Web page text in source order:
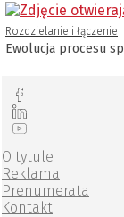
Rozdzielanie i łączenie
Ewolucja procesu
O tytule
Reklama
Prenumerata
Kontakt